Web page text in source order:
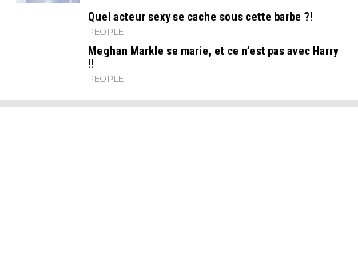
Quel acteur sexy se cache sous cette barbe ?!
PEOPLE
Meghan Markle se marie, et ce n’est pas avec Harry
!!
PEOPLE